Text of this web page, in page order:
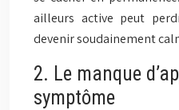
ailleurs active peut
devenir soudainement
2. Le manque
symptôme